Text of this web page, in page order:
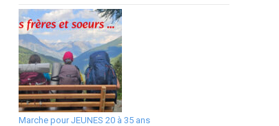
Marche pour JEUNES 20 à 35 ans